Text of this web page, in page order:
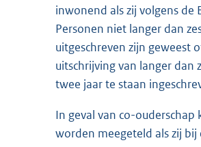
inwonend als zij volgens de
Personen niet langer dan
uitgeschreven zijn geweest
uitschrijving van langer dan
twee jaar te staan
In geval van co-
worden meegeteld als zij